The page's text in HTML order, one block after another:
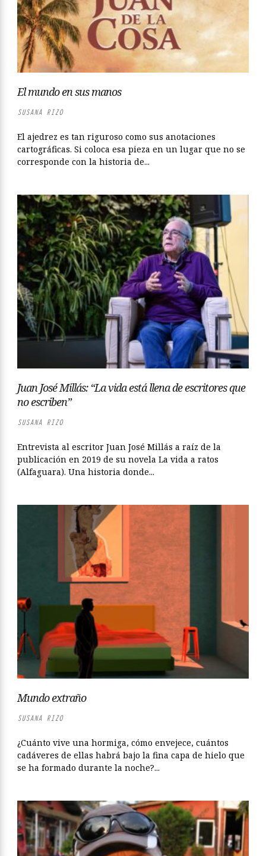
El mundo en sus manos
SUSANA RIZO
El ajedrez es tan riguroso como sus anotaciones
cartográficas. Si coloca esa pieza en un lugar que no se
corresponde con la historia de...
Juan José Millás: “La vida está llena de escritores que
no escriben”
SUSANA RIZO
Entrevista al escritor Juan José Millás a raíz de la
publicación en 2019 de su novela La vida a ratos
(Alfaguara). Una historia donde...
Mundo extraño
SUSANA RIZO
¿Cuánto vive una hormiga, cómo envejece, cuántos
cadáveres de ellas habrá bajo la fina capa de hielo que
se ha formado durante la noche?...